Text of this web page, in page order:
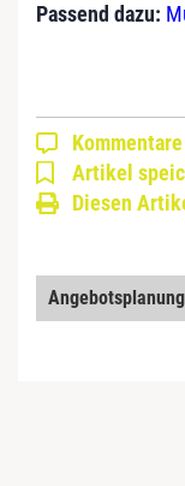
Passend dazu:
Artikel
Diesen
Angebotsplanung